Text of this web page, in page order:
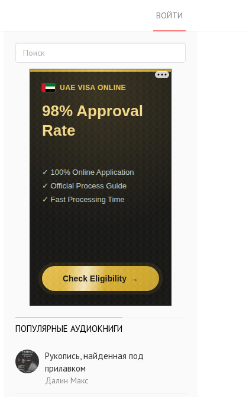
ВОЙТИ
ПОПУЛЯРНЫЕ АУДИОКНИГИ
Рукопись, найденная под
прилавком
Далин Макс